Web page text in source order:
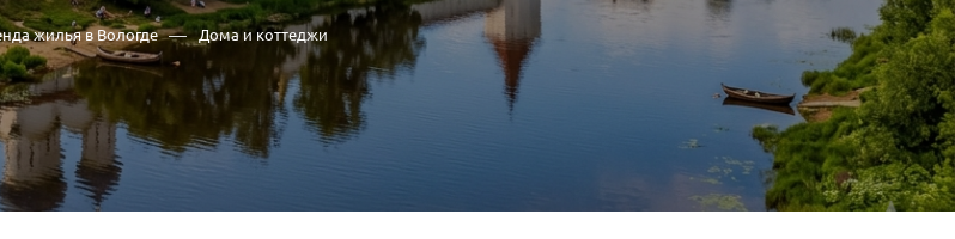
жилья в Вологде — Дома и коттеджи